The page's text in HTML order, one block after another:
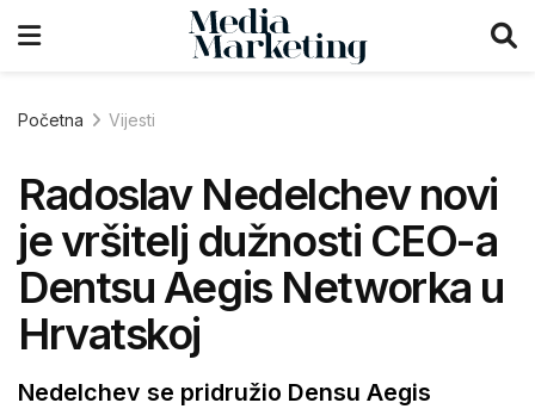
Početna Vijesti
Radoslav Nedelchev novi
je vršitelj dužnosti CEO-a
Dentsu Aegis Networka u
Hrvatskoj
Nedelchev se pridružio Densu Aegis